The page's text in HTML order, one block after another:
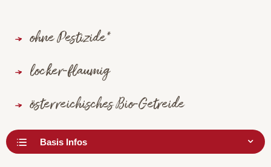
ohne Pestizide*
locker-flaumig
österreichisches Bio-Getreide